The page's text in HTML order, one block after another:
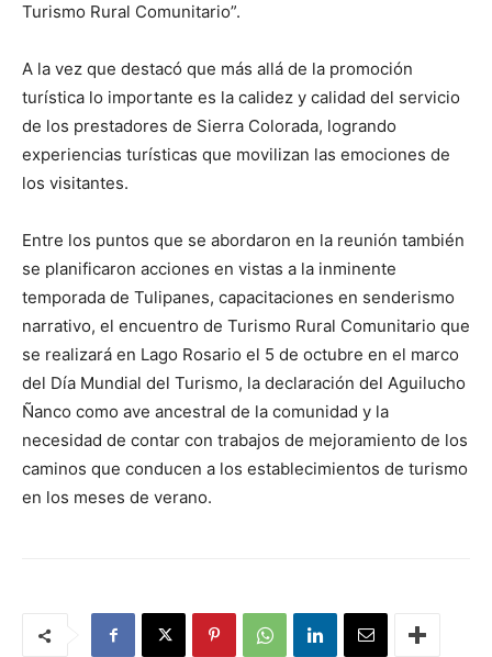
Turismo Rural Comunitario”.
A la vez que destacó que más allá de la promoción
turística lo importante es la calidez y calidad del servicio
de los prestadores de Sierra Colorada, logrando
experiencias turísticas que movilizan las emociones de
los visitantes.
Entre los puntos que se abordaron en la reunión también
se planificaron acciones en vistas a la inminente
temporada de Tulipanes, capacitaciones en senderismo
narrativo, el encuentro de Turismo Rural Comunitario que
se realizará en Lago Rosario el 5 de octubre en el marco
del Día Mundial del Turismo, la declaración del Aguilucho
Ñanco como ave ancestral de la comunidad y la
necesidad de contar con trabajos de mejoramiento de los
caminos que conducen a los establecimientos de turismo
en los meses de verano.